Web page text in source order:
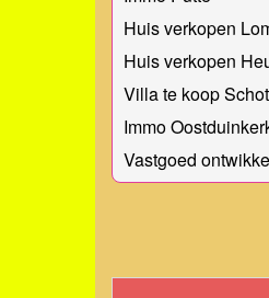
Huis verkopen
Huis verkopen
Villa te koop
Immo
Vastgoed